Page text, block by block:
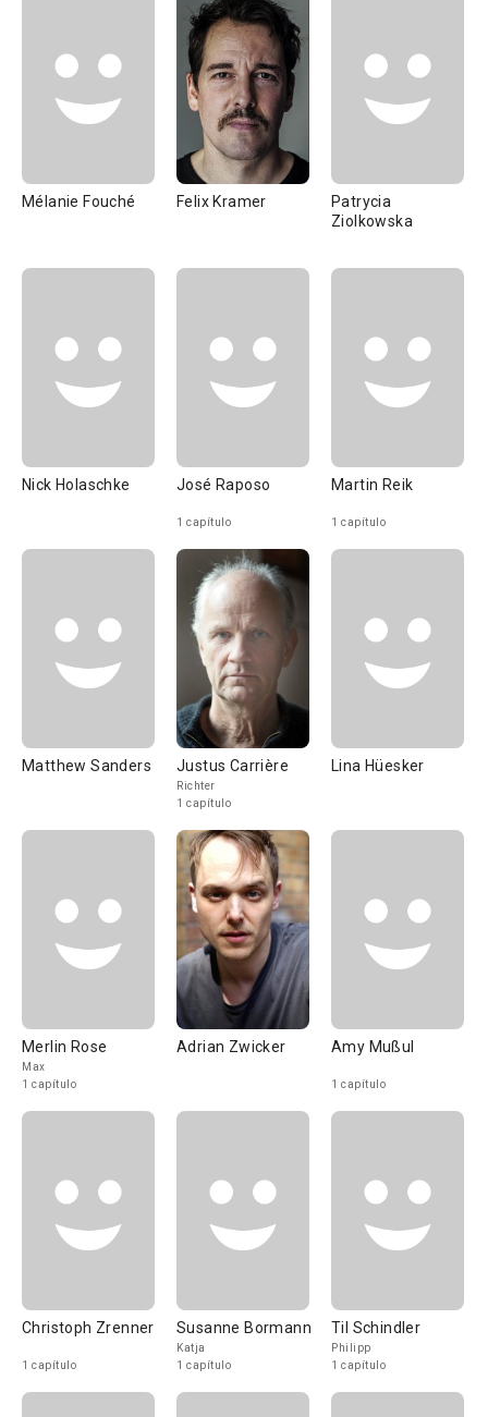
Mélanie Fouché Felix Kramer
Patrycia
Ziolkowska
Nick Holaschke José Raposo
1 capítulo
Martin Reik
1 capítulo
Matthew Sanders Justus Carrière
Richter
1 capítulo
Lina Hüesker
Merlin Rose
Max
1 capítulo
Adrian Zwicker Amy Mußul
1 capítulo
Christoph Zrenner
1 capítulo
Susanne Bormann
Katja
1 capítulo
Til Schindler
Philipp
1 capítulo